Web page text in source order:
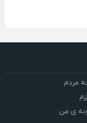
مردم
ی من